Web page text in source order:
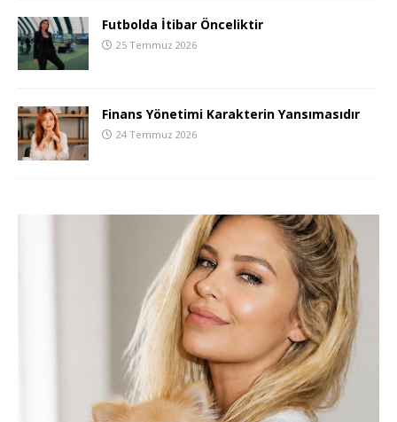
Futbolda İtibar Önceliktir
25 Temmuz 2026
Finans Yönetimi Karakterin Yansımasıdır
24 Temmuz 2026